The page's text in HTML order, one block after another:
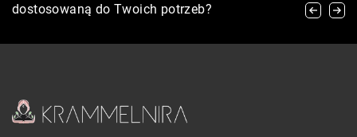
igłami różnych rozmiarów pod kątem
dostosowaną do Twoich potrzeb?
odpadów medycznych?